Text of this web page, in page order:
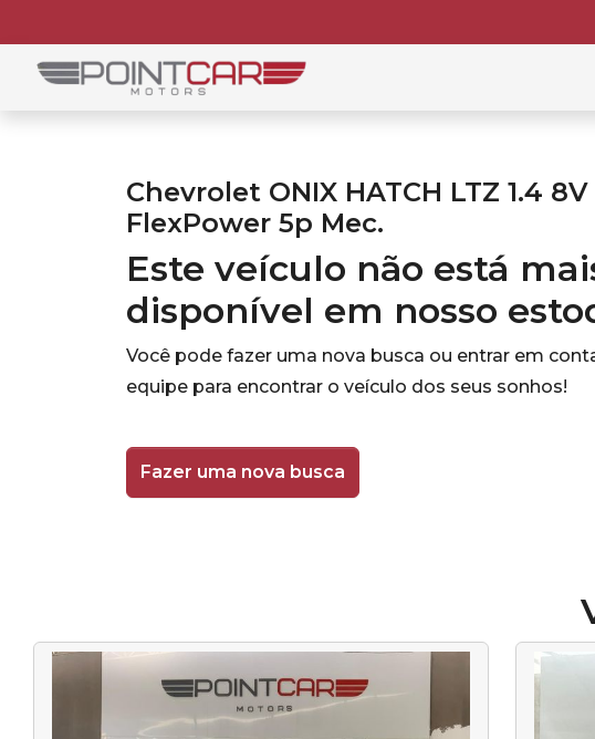
Chevrolet ONIX HATCH LTZ 1.4 8V
FlexPower 5p Mec.
Este veículo não está
disponível em nosso
Você pode fazer uma nova busca ou entrar em
equipe para encontrar o veículo dos seus sonhos!
Fazer uma nova busca